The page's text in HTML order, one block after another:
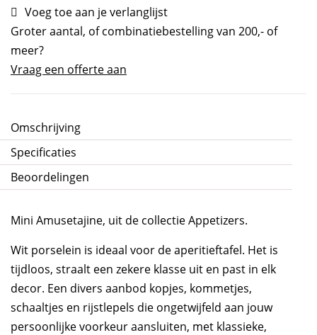
Ø
7
x
7
Voeg toe aan je verlanglijst
Groter aantal, of combinatiebestelling van 200,- of
meer?
Vraag een offerte aan
Omschrijving
Specificaties
Beoordelingen
Mini Amusetajine, uit de collectie Appetizers.
Wit porselein is ideaal voor de aperitieftafel. Het is
tijdloos, straalt een zekere klasse uit en past in elk
decor. Een divers aanbod kopjes, kommetjes,
schaaltjes en rijstlepels die ongetwijfeld aan jouw
persoonlijke voorkeur aansluiten, met klassieke,